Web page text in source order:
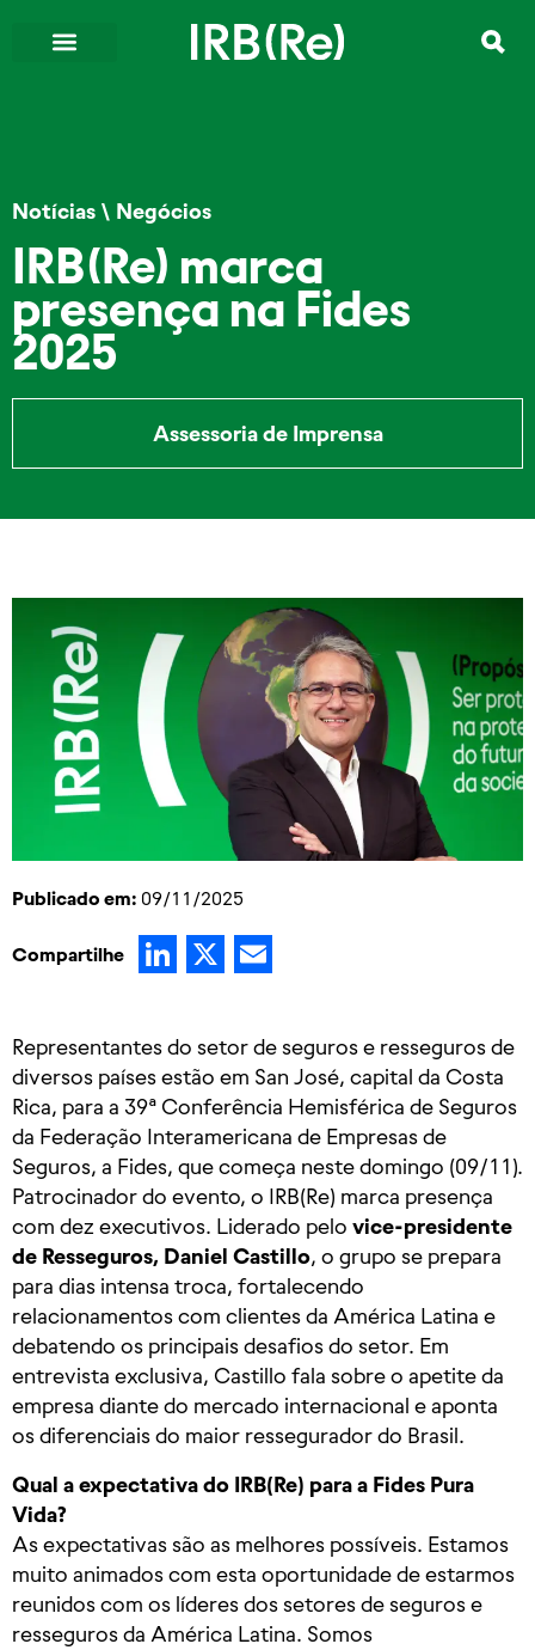
Notícias \ Negócios
IRB(Re) marca
presença na Fides
2025
Assessoria de Imprensa
Publicado em: 09/11/2025
Compartilhe LinkedIn
X
Representantes do setor de seguros e resseguros de
diversos países estão em San José, capital da Costa
Rica, para a 39ª Conferência Hemisférica de Seguros
da Federação Interamericana de Empresas de
Seguros, a Fides, que começa neste domingo (09/11).
Patrocinador do evento, o IRB(Re) marca presença
com dez executivos. Liderado pelo vice-presidente
de Resseguros, Daniel Castillo, o grupo se prepara
para dias intensa troca, fortalecendo
relacionamentos com clientes da América Latina e
debatendo os principais desafios do setor. Em
entrevista exclusiva, Castillo fala sobre o apetite da
empresa diante do mercado internacional e aponta
os diferenciais do maior ressegurador do Brasil.
Qual a expectativa do IRB(Re) para a Fides Pura
Vida?
As expectativas são as melhores possíveis. Estamos
muito animados com esta oportunidade de estarmos
reunidos com os líderes dos setores de seguros e
resseguros da América Latina. Somos